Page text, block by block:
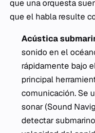
que una orquesta
que el habla resulte
Acústica
sonido en el
rápidamente bajo
principal
comunicación. Se
sonar (Sound
detectar